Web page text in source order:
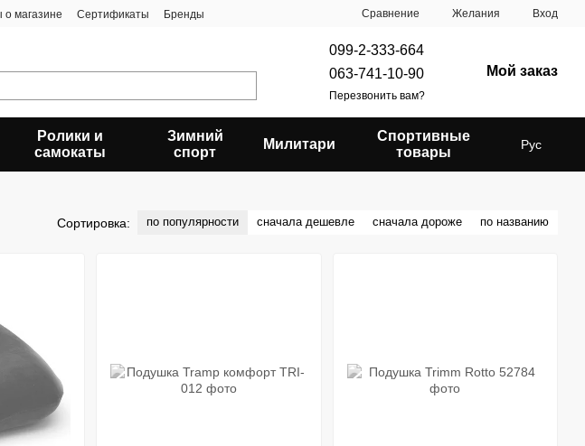
магазине Сертификаты
Бренды
Сравнение Желания Вход
099-2-333-664
063-741-10-90
Перезвонить вам?
Мой заказ
Ролики и
самокаты
Зимний
спорт
Милитари
Спортивные
товары
Рус
Сортировка: по популярности сначала дешевле сначала дороже по названию